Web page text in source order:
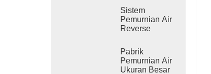
Sistem
Pemurnian Air
Reverse
Industri
Pabrik
Pemurnian Air
Ukuran Besar